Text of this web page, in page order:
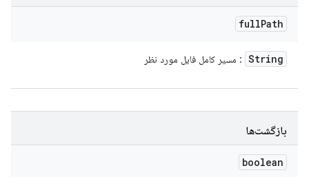
fullPath
String : مسیر کامل فایل مورد نظر
بازگشت‌ها
boolean